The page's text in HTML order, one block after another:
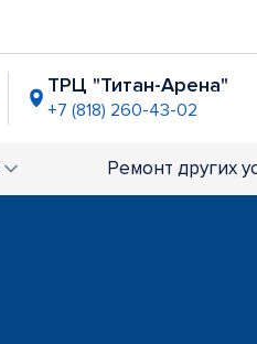
ТРЦ "Титан-Арена"
+7 (818) 260-43-02
Ремонт других